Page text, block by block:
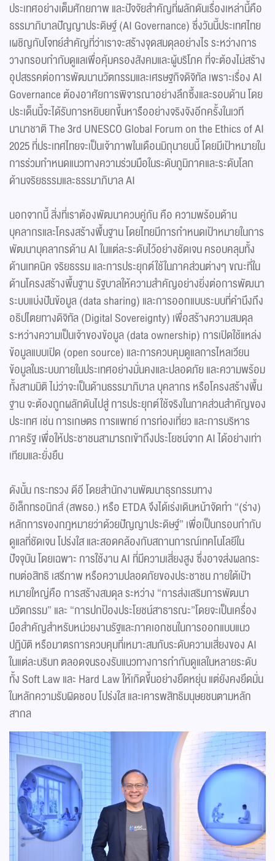
ประเทศอย่างเต็มศักยภาพ และปัจจัยสำคัญที่ผลักดันเรื่องเหล่านี้คือ
ธรรมาภิบาลปัญญาประดิษฐ์ (AI Governance) ซึ่งวันนี้ประเทศไทย
เผชิญกับโจทย์สำคัญที่ว่าเราจะสร้างจุดสมดุลอย่างไร ระหว่างการ
วางกรอบกำกับดูแลเพื่อคุ้มครองสังคมและผู้บริโภค ที่จะต้องไม่สร้าง
อุปสรรคต่อการพัฒนานวัตกรรมและเศรษฐกิจดิจิทัล เพราะเรื่อง AI
Governance ต้องอาศัยการพิจารณาอย่างลึกซึ้งและรอบด้าน โดย
ประเด็นนี้จะได้รับการหยิบยกขึ้นหารืออย่างจริงจังอีกครั้งในเวที
นานาชาติ The 3rd UNESCO Global Forum on the Ethics of AI
2025 ที่ประเทศไทยจะเป็นเจ้าภาพในเดือนมิถุนายนนี้ โดยมีเป้าหมายใน
การร่วมกำหนดแนวทางความร่วมมือในระดับภูมิภาคและระดับโลก
ด้านจริยธรรมและธรรมาภิบาล AI
นอกจากนี้ สิ่งที่เราต้องพัฒนาควบคู่กัน คือ ความพร้อมด้าน
บุคลากรและโครงสร้างพื้นฐาน โดยไทยมีการกำหนดเป้าหมายในการ
พัฒนาบุคลากรด้าน AI ในแต่ละระดับไว้อย่างชัดเจน ครอบคลุมทั้ง
ด้านเทคนิค จริยธรรม และการประยุกต์ใช้ในภาคส่วนต่างๆ ขณะที่ใน
ด้านโครงสร้างพื้นฐาน รัฐบาลให้ความสำคัญอย่างยิ่งต่อการพัฒนา
ระบบแบ่งปันข้อมูล (data sharing) และการออกแบบระบบที่คำนึงถึง
อธิปไตยทางดิจิทัล (Digital Sovereignty) เพื่อสร้างความสมดุล
ระหว่างความเป็นเจ้าของข้อมูล (data ownership) การเปิดใช้แหล่ง
ข้อมูลแบบเปิด (open source) และการควบคุมดูแลการไหลเวียน
ข้อมูลในระบบภายในประเทศอย่างมั่นคงและปลอดภัย และความพร้อม
ทั้งสามมิติ ไม่ว่าจะเป็นด้านธรรมาภิบาล บุคลากร หรือโครงสร้างพื้น
ฐาน จะต้องถูกผลักดันไปสู่ การประยุกต์ใช้จริงในภาคส่วนสำคัญของ
ประเทศ เช่น การเกษตร การแพทย์ การท่องเที่ยว และการบริหาร
ภาครัฐ เพื่อให้ประชาชนสามารถเข้าถึงประโยชน์จาก AI ได้อย่างเท่า
เทียมและยั่งยืน
ดังนั้น กระทรวง ดีอี โดยสำนักงานพัฒนาธุรกรรมทาง
อิเล็กทรอนิกส์ (สพธอ.) หรือ ETDA จึงได้เร่งเดินหน้าจัดทำ “(ร่าง)
หลักการของกฎหมายว่าด้วยปัญญาประดิษฐ์” เพื่อเป็นกรอบกำกับ
ดูแลที่ชัดเจน โปร่งใส และสอดคล้องกับสถานการณ์เทคโนโลยีใน
ปัจจุบัน โดยเฉพาะ การใช้งาน AI ที่มีความเสี่ยงสูง ซึ่งอาจส่งผลกระ
ทบต่อสิทธิ เสรีภาพ หรือความปลอดภัยของประชาชน ภายใต้เป้า
หมายใหญ่คือ การสร้างสมดุล ระหว่าง “การส่งเสริมการพัฒนา
นวัตกรรม” และ “การปกป้องประโยชน์สาธารณะ”โดยจะเป็นเครื่อง
มือสำคัญสำหรับหน่วยงานรัฐและภาคเอกชนในการออกแบบแนว
ปฏิบัติ หรือมาตรการควบคุมที่เหมาะสมกับระดับความเสี่ยงของ AI
ในแต่ละบริบท ตลอดจนรองรับแนวทางการกำกับดูแลในหลายระดับ
ทั้ง Soft Law และ Hard Law ให้เกิดขึ้นอย่างยืดหยุ่น แต่ยังคงยึดมั่น
ในหลักความรับผิดชอบ โปร่งใส และเคารพสิทธิมนุษยชนตามหลัก
สากล